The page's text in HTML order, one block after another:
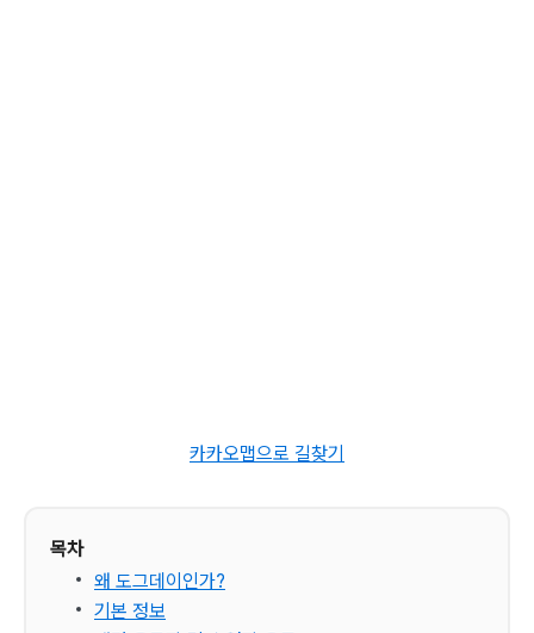
카카오맵으로 길찾기
목차
왜 도그데이인가?
기본 정보